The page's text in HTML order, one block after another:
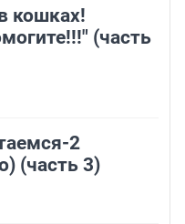
кошках!
(часть
2
(часть 3)